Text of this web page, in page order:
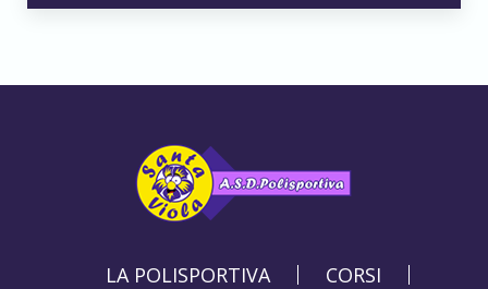
LA POLISPORTIVA
CORSI